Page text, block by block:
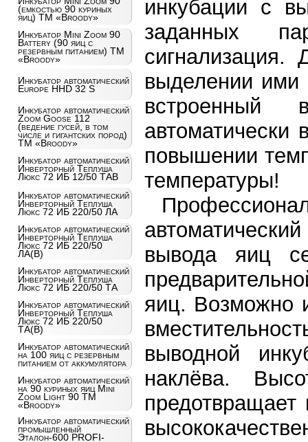
(емкостью 90 куриных
яиц) ТМ «Broody»
Инкубатор Mini Zoom 90
Battery (90 яиц с
резервным питанием) ТМ
«Broody»
Инкубатор автоматический
Europe HHD 32 S
Инкубатор автоматический
Zoom Goose 112
(ведение гусей, в том
числе и гигантских пород)
ТМ «Broody»
Инкубатор автоматический
Инверторный Теплуша
Люкс 72 ИБ 12/50 ТАВ
Инкубатор автоматический
Инверторный Теплуша
Люкс 72 ИБ 220/50 ЛА
Инкубатор автоматический
Инверторный Теплуша
Люкс 72 ИБ 220/50
ЛА(В)
Инкубатор автоматический
Инверторный Теплуша
Люкс 72 ИБ 220/50 ТА
Инкубатор автоматический
Инверторный Теплуша
Люкс 72 ИБ 220/50
ТА(В)
Инкубатор автоматический
на 100 яиц c резервным
питанием от аккумулятора
Инкубатор автоматический
на 90 куриных яиц Mini
Zoom Light 90 ТМ
«Broody»
Инкубатор автоматический
промышленный
Эталон-600 PROFI-
инкубации с
заданных
сигнализация.
выделении ими
встроенный
автоматически
повышении
температуры!
вывода яиц
яиц. Возможно
выводной
наклёва.